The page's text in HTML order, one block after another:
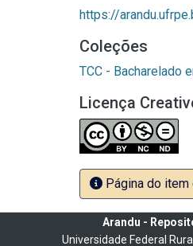
https://
Coleções
TCC - Bacharelado
Licença
Página do
Arandu -
Universidade Federal